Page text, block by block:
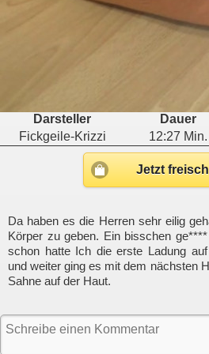
Darsteller Dauer
Fickgeile-Krizzi
12:27 Min.
Jetzt
Da haben es die Herren sehr eilig
Körper zu geben. Ein bisschen
schon hatte Ich die erste Ladung
und weiter ging es mit dem nächsten
Sahne auf der Haut.